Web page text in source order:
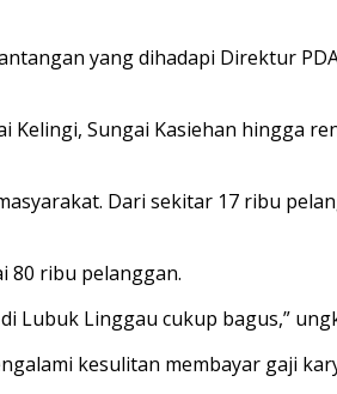
yang dihadapi Direktur
Sungai Kasiehan hingga
Dari sekitar 17 ribu
80 ribu pelanggan.
Lubuk Linggau cukup bagus,”
kesulitan membayar gaji